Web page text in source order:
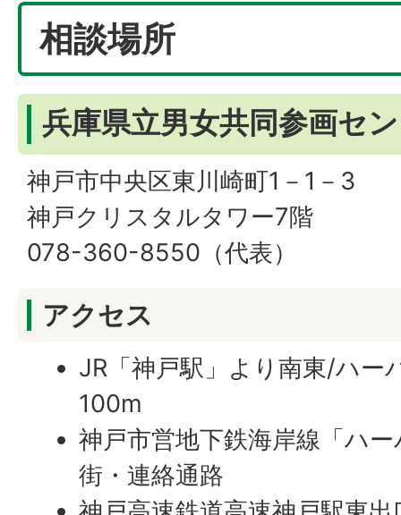
相談場所
兵庫県立男女共同参画セ
神戸市中央区東川崎町1－1－3
神戸クリスタルタワー7階
078-360-8550（代表）
アクセス
JR「神戸駅」より南東/ハー
100m
神戸市営地下鉄海岸線「ハ
街・連絡通路